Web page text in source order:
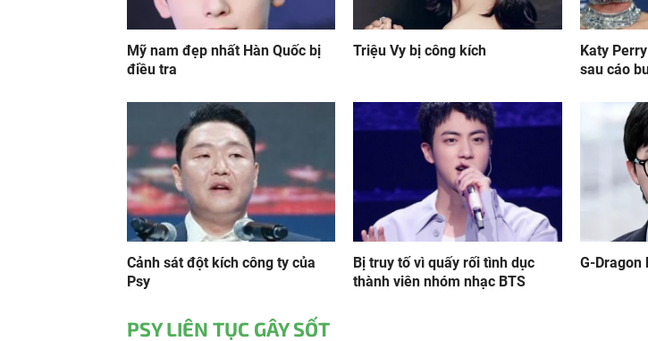
Mỹ nam đẹp nhất Hàn Quốc bị
điều tra
Triệu Vy bị công kích
Katy
sau cáo
Cảnh sát đột kích công ty của
Psy
Bị truy tố vì quấy rối tình dục
thành viên nhóm nhạc BTS
G-Dragon
PSY LIÊN TỤC GÂY SỐT